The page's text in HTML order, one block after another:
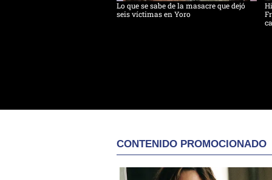
Lo que se sabe de la masacre que dejó
seis víctimas en Yoro
CONTENIDO PROMOCIONADO